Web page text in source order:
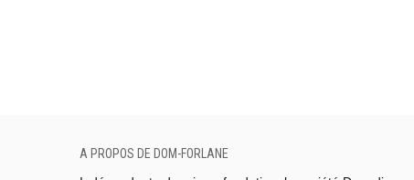
A PROPOS DE DOM-FORLANE